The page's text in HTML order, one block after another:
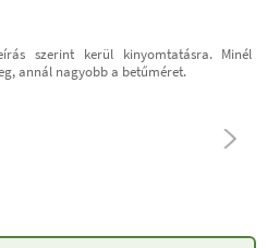
szerint kerül kinyomtatásra. Minél
annál nagyobb a betűméret.